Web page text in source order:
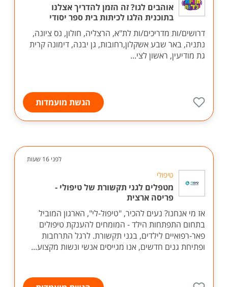
אוהבים לגו? זה הזמן להדריך אצלנו
בתוכנית הלגו לכיתות בית ספר יסודי
דרושים/ות מדריכים/ות לת"א, הרצליה, חולון, נס ציונה,
נתניה, באר שבע אשקלון,רחובות, גן יבנה, דימונה קרית
גת מודיעין, ראשון לצי...
הגשת מועמדות
לפני 16 שעות
טיפולי
מטפלים לגני תקשורת של טיפולי -
פריסה ארצית
אז מי אנחנו? נעים להכיר, "טיפול-לי", הארגון המוביל
בתחום התפתחות הילד - המומחים להענקת טיפולים
פאר-רפואיים לילדים, בגני תקשורת. לרגל התרחבות
ופתיחת גנים חדשים, אנו מגייסים אנשי ונשות מקצוע...